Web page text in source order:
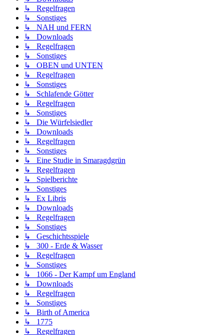
↳ Regelfragen
↳ Sonstiges
↳ NAH und FERN
↳ Downloads
↳ Regelfragen
↳ Sonstiges
↳ OBEN und UNTEN
↳ Regelfragen
↳ Sonstiges
↳ Schlafende Götter
↳ Regelfragen
↳ Sonstiges
↳ Die Würfelsiedler
↳ Downloads
↳ Regelfragen
↳ Sonstiges
↳ Eine Studie in Smaragdgrün
↳ Regelfragen
↳ Spielberichte
↳ Sonstiges
↳ Ex Libris
↳ Downloads
↳ Regelfragen
↳ Sonstiges
↳ Geschichtsspiele
↳ 300 - Erde & Wasser
↳ Regelfragen
↳ Sonstiges
↳ 1066 - Der Kampf um England
↳ Downloads
↳ Regelfragen
↳ Sonstiges
↳ Birth of America
↳ 1775
↳ Regelfragen